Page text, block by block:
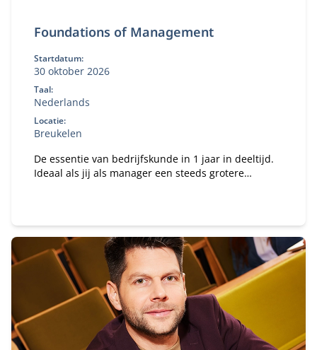
Foundations of Management
Startdatum:
30 oktober 2026
Taal:
Nederlands
Locatie:
Breukelen
De essentie van bedrijfskunde in 1 jaar in deeltijd.
Ideaal als jij als manager een steeds grotere